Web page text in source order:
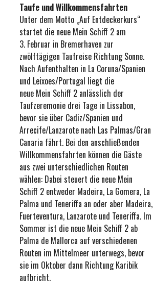
Taufe und Willkommensfahrten
Unter dem Motto „Auf Entdeckerkurs“
startet die neue Mein Schiff 2 am
3. Februar in Bremerhaven zur
zwölftägigen Taufreise Richtung Sonne.
Nach Aufenthalten in La Coruna/Spanien
und Leixoes/Portugal liegt die
neue Mein Schiff 2 anlässlich der
Taufzeremonie drei Tage in Lissabon,
bevor sie über Cadiz/Spanien und
Arrecife/Lanzarote nach Las Palmas/Gran
Canaria fährt. Bei den anschließenden
Willkommensfahrten können die Gäste
aus zwei unterschiedlichen Routen
wählen: Dabei steuert die neue Mein
Schiff 2 entweder Madeira, La Gomera, La
Palma und Teneriffa an oder aber Madeira,
Fuerteventura, Lanzarote und Teneriffa. Im
Sommer ist die neue Mein Schiff 2 ab
Palma de Mallorca auf verschiedenen
Routen im Mittelmeer unterwegs, bevor
sie im Oktober dann Richtung Karibik
aufbricht.